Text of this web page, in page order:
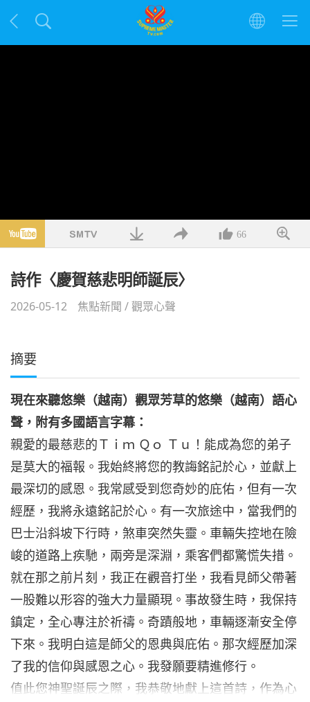
66
詩作〈慶賀慈悲明師誕辰〉
2026-05-12 焦點新聞 /觀眾心聲
摘要
現在來聽悠樂（越南）觀眾芳草的悠樂（越南）語心
聲，附有多國語言字幕：
親愛的最慈悲的Ｔｉｍ Ｑｏ Ｔｕ！能成為您的弟子
是莫大的福報。我始終將您的教誨銘記於心，並獻上
最深切的感恩。我常感受到您奇妙的庇佑，但有一次
經歷，我將永遠銘記於心。有一次旅途中，當我們的
巴士沿斜坡下行時，煞車突然失靈。車輛失控地在險
峻的道路上疾馳，兩旁是深淵，乘客們都驚慌失措。
就在那之前片刻，我正在觀音打坐，我看見師父帶著
一股難以形容的強大力量顯現。事故發生時，我保持
鎮定，全心專注於祈禱。奇蹟般地，車輛逐漸安全停
下來。我明白這是師父的恩典與庇佑。那次經歷加深
了我的信仰與感恩之心。我發願要精進修行。
值此您神聖誕辰之際，我恭敬地獻上這首詩，作為心